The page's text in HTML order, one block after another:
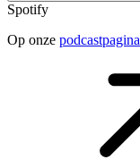
Spotify
Op onze podcastpagina